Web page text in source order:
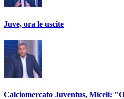
Juve, ora le uscite
Calciomercato Juventus, Miceli: